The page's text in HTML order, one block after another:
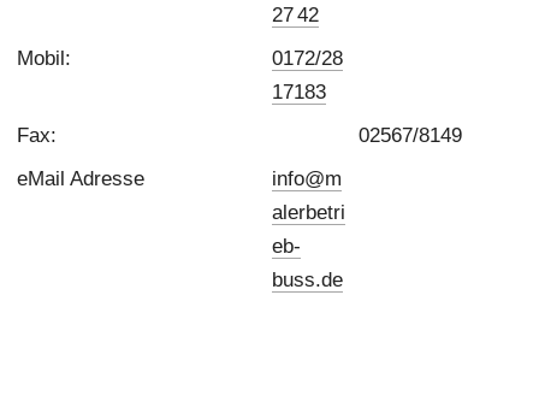
27 42
Mobil:
0172/28
17183
Fax:
02567/8149
eMail Adresse
info@m
alerbetri
eb-
buss.de